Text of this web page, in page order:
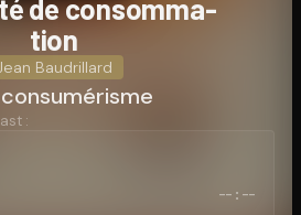
photo, pointe sur le code. C'est gratuit à
de consom­ma­
tion
Baudrillard
:
--:--